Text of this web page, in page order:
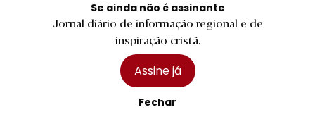
Se ainda não é assinante
Jornal diário de informação regional e de
inspiração cristã.
Assine já
Fechar
Privacidade e Cookies
Declaração de compromisso FSC®
Política de Confidencialidade
2026 Diário do Minho, Lda. © Todos os direitos reservados